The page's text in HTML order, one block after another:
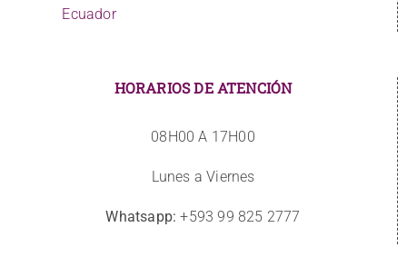
Ecuador
HORARIOS DE ATENCIÓN
08H00 A 17H00
Lunes a Viernes
Whatsapp: +593 99 825 2777